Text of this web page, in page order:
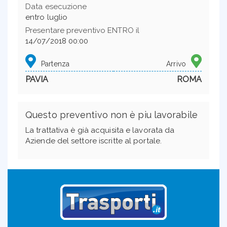
Data esecuzione
entro luglio
Presentare preventivo ENTRO il
14/07/2018 00:00
Partenza Arrivo
PAVIA ROMA
Questo preventivo non è piu lavorabile
La trattativa è già acquisita e lavorata da
Aziende del settore iscritte al portale.